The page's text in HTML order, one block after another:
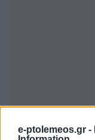
e-ptolemeos.gr -